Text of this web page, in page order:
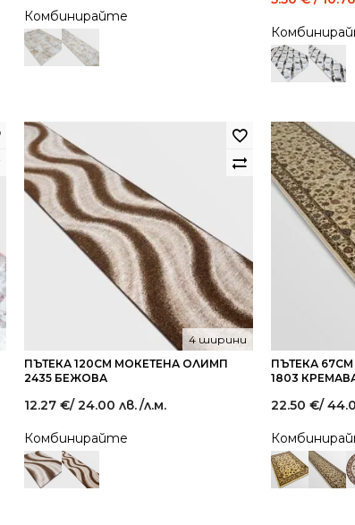
Комбинирайте
10.00 €
/
19.56
лв..
5.50 €
/
10.76
лв..
ПЪТЕКА 120СМ МОКЕТЕНА ОЛИМП
2435 БЕЖОВА
4 ширини
12.27 €/ 24.00 лв./л.м.
Комбинирайте
ПЪТЕКА
1803
22.50 €/